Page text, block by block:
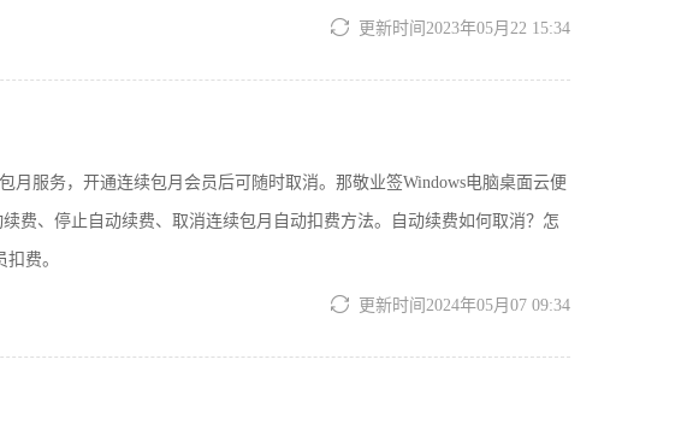
更新时间2023年05月22 15:34
服务，开通连续包月会员后可随时取消。那敬业签Windows电脑桌面云便
费、停止自动续费、取消连续包月自动扣费方法。自动续费如何取消？怎
费。
更新时间2024年05月07 09:34